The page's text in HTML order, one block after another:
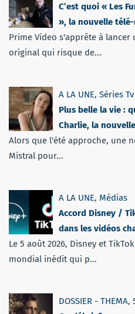
C’est quoi « Les
», la nouvelle
Prime Video s'apprête à
original qui risque de...
A LA UNE, Séries Tv
Plus belle la vie :
Charlie, la
Alors que l'été approche, une
Mistral pour...
A LA UNE, Médias
Accord Disney /
dans les vidéos
Le 5 août 2026, Disney et
mondial inédit qui p...
DOSSIER - THEMA,